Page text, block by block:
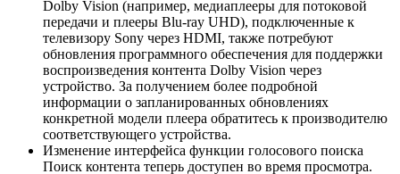
Dolby Vision (например, медиаплееры для потоковой
передачи и плееры Blu-ray UHD), подключенные к
телевизору Sony через HDMI, также потребуют
обновления программного обеспечения для поддержки
воспроизведения контента Dolby Vision через
устройство. За получением более подробной
информации о запланированных обновлениях
конкретной модели плеера обратитесь к производителю
соответствующего устройства.
Изменение интерфейса функции голосового поиска
Поиск контента теперь доступен во время просмотра.